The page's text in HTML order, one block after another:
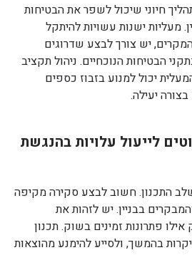
חיוני שיכול לשפר את הבטיחות
מעליות ישנות עשויות להיתקל
יש צורך לבצע שדרוגים
הבטיחות הנוכחיים. ניהול תקציב
יכול למנוע בזבוז כספים
יעילה.
לייעול עלויות בהנגשת
התכנון. חשוב לבצע סקירה מקיפה
בבניין. יש לזהות את
פתרונות זמינים בשוק. תכנון
בהמשך, ולסייע להימנע מהוצאות